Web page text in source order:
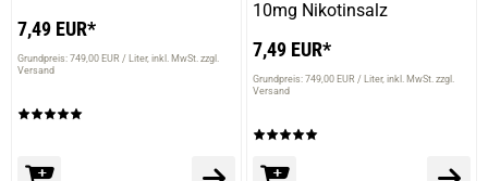
7,49 EUR*
Grundpreis: 749,00 EUR / Liter inkl. MwSt. zzgl.
Versand
10mg Nikotinsalz
7,49 EUR*
Grundpreis: 749,00 EUR / Liter inkl. MwSt. zzgl.
Versand